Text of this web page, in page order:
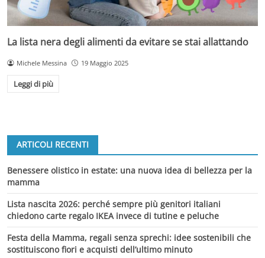
La lista nera degli alimenti da evitare se stai allattando
Michele Messina 19 Maggio 2025
Leggi di più
ARTICOLI RECENTI
Benessere olistico in estate: una nuova idea di bellezza per la
mamma
Lista nascita 2026: perché sempre più genitori italiani
chiedono carte regalo IKEA invece di tutine e peluche
Festa della Mamma, regali senza sprechi: idee sostenibili che
sostituiscono fiori e acquisti dell’ultimo minuto